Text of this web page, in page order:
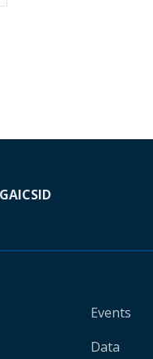
ICSID
Events
Data